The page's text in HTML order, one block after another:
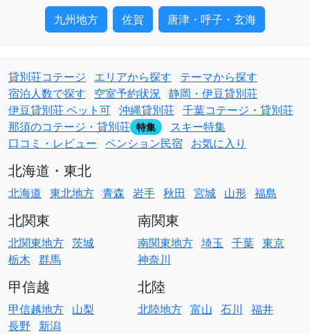
九州地方 佐賀 唐津・呼子・玄海
貸別荘コテージ エリアから探す
テーマから探す
宿泊人数で探す
空室予約状況 静岡・伊豆貸別荘
伊豆貸別荘 ペット可 沖縄貸別荘 千葉コテージ・貸別荘
那須のコテージ・貸別荘 特集
スキー特集
口コミ・レビュー ペンション民宿 お気に入り
北海道・東北
北海道 東北地方 青森 岩手 秋田 宮城 山形 福島
北関東
北関東地方 茨城
栃木 群馬
南関東
南関東地方 埼玉 千葉 東京
神奈川
甲信越
甲信越地方 山梨
長野
新潟
北陸
北陸地方 富山 石川 福井